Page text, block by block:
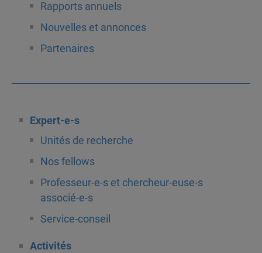
Rapports annuels
Nouvelles et annonces
Partenaires
Expert-e-s
Unités de recherche
Nos fellows
Professeur-e-s et chercheur-euse-s
associé-e-s
Service-conseil
Activités